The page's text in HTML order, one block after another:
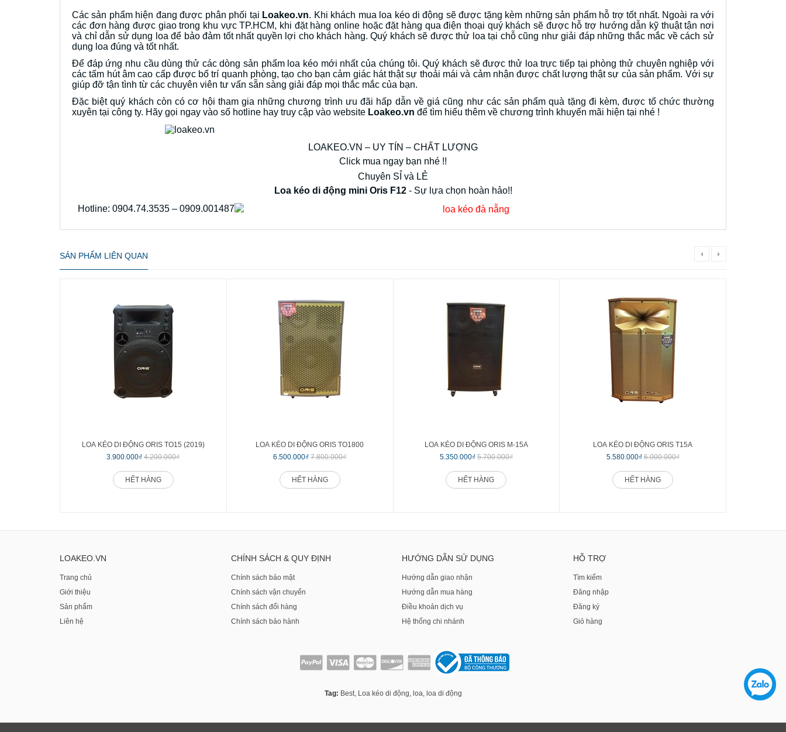
Các sản phẩm hiện đang được phân phối tại Loakeo.vn. Khi khách mua loa kéo di động sẽ được tặng kèm những sản phẩm hỗ trợ tốt nhất. Ngoài ra với
các đơn hàng được giao trong khu vực TP.HCM, khi đặt hàng online hoặc đặt hàng qua điện thoại quý khách sẽ được hỗ trợ hướng dẫn kỹ thuật tận nơi
và chỉ dẫn sử dụng loa để bảo đảm tốt nhất quyền lợi cho khách hàng. Quý khách sẽ được thử loa tại chỗ cũng như giải đáp những thắc mắc về cách sử
dụng loa đúng và tốt nhất.
Để đáp ứng nhu cầu dùng thử các dòng sản phẩm loa kéo mới nhất của chúng tôi. Quý khách sẽ được thử loa trực tiếp tại phòng thử chuyên nghiệp với
các tấm hút âm cao cấp được bố trí quanh phòng, tạo cho bạn cảm giác hát thật sự thoải mái và cảm nhận được chất lượng thật sự của sản phẩm. Với sự
giúp đỡ tận tình từ các chuyên viên tư vấn sẵn sàng giải đáp mọi thắc mắc của bạn.
Đặc biệt quý khách còn có cơ hội tham gia những chương trình ưu đãi hấp dẫn về giá cũng như các sản phẩm quà tặng đi kèm, được tổ chức thường
xuyên tại công ty. Hãy gọi ngay vào số hotline hay truy cập vào website Loakeo.vn để tìm hiểu thêm về chương trình khuyến mãi hiện tại nhé !
LOAKEO.VN – UY TÍN – CHẤT LƯỢNG
Click mua ngay bạn nhé !!
Chuyên SỈ và LẺ
Loa kéo di động mini Oris F12 - Sự lựa chọn hoàn hảo!!
Hotline: 0904.74.3535 – 0909.001487
SẢN PHẨM LIÊN QUAN
LOA KÉO DI ĐỘNG ORIS TO15 (2019)
3.900.000₫ 4.200.000₫
HẾT HÀNG
LOA KÉO DI ĐỘNG ORIS TO1800
6.500.000₫ 7.800.000₫
HẾT HÀNG
LOA KÉO DI ĐỘNG ORIS M-15A
5.350.000₫ 5.700.000₫
HẾT HÀNG
LOA KÉO DI ĐỘNG ORIS T15A
5.580.000₫ 6.000.000₫
HẾT HÀNG
LOAKEO.VN
Trang chủ
Giới thiệu
Sản phẩm
Liên hệ
CHÍNH SÁCH & QUY ĐỊNH
Chính sách bảo mật
Chính sách vận chuyển
Chính sách đổi hàng
Chính sách bảo hành
HƯỚNG DẪN SỬ DỤNG
Hướng dẫn giao nhận
Hướng dẫn mua hàng
Điều khoản dịch vụ
Hệ thống chi nhánh
HỖ TRỢ
Tìm kiếm
Đăng nhập
Đăng ký
Giỏ hàng
Tag: Best, Loa kéo di động, loa, loa di động